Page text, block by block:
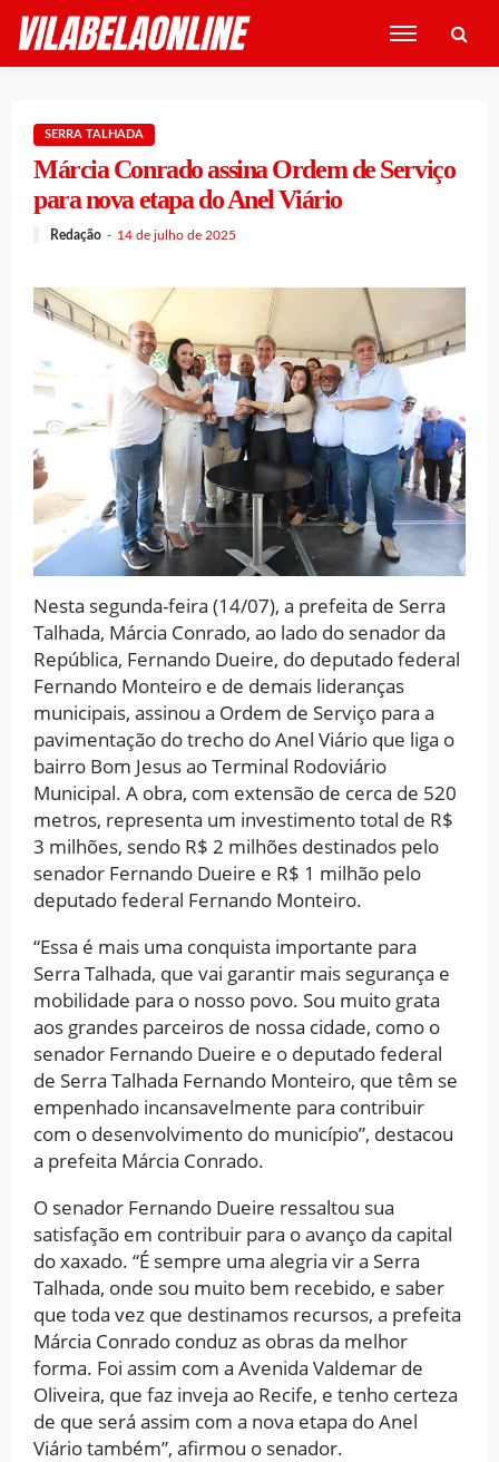
SERRA TALHADA
Márcia Conrado assina Ordem de Serviço
para nova etapa do Anel Viário
Redação 14 de julho de 2025
Nesta segunda-feira (14/07), a prefeita de Serra
Talhada, Márcia Conrado, ao lado do senador da
República, Fernando Dueire, do deputado federal
Fernando Monteiro e de demais lideranças
municipais, assinou a Ordem de Serviço para a
pavimentação do trecho do Anel Viário que liga o
bairro Bom Jesus ao Terminal Rodoviário
Municipal. A obra, com extensão de cerca de 520
metros, representa um investimento total de R$
3 milhões, sendo R$ 2 milhões destinados pelo
senador Fernando Dueire e R$ 1 milhão pelo
deputado federal Fernando Monteiro.
“Essa é mais uma conquista importante para
Serra Talhada, que vai garantir mais segurança e
mobilidade para o nosso povo. Sou muito grata
aos grandes parceiros de nossa cidade, como o
senador Fernando Dueire e o deputado federal
de Serra Talhada Fernando Monteiro, que têm se
empenhado incansavelmente para contribuir
com o desenvolvimento do município”, destacou
a prefeita Márcia Conrado.
O senador Fernando Dueire ressaltou sua
satisfação em contribuir para o avanço da capital
do xaxado. “É sempre uma alegria vir a Serra
Talhada, onde sou muito bem recebido, e saber
que toda vez que destinamos recursos, a prefeita
Márcia Conrado conduz as obras da melhor
forma. Foi assim com a Avenida Valdemar de
Oliveira, que faz inveja ao Recife, e tenho certeza
de que será assim com a nova etapa do Anel
Viário também”, afirmou o senador.